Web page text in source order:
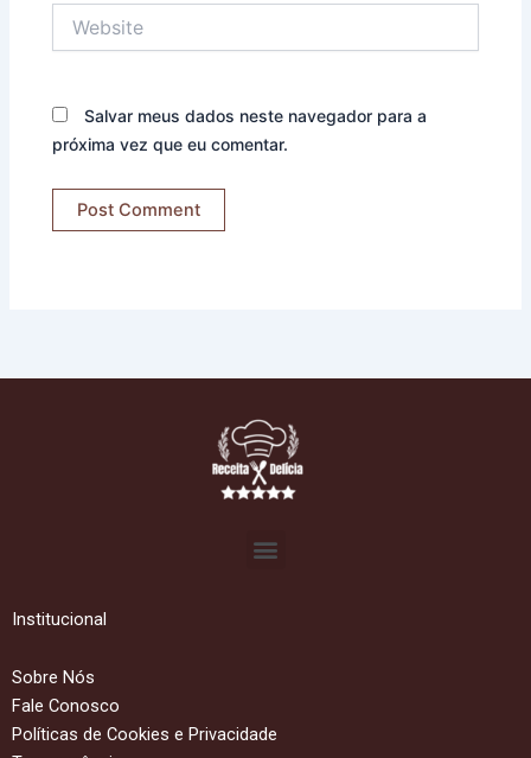
Salvar meus dados neste navegador para a
próxima vez que eu comentar.
Menu
Institucional
Sobre Nós
Fale Conosco
Políticas de Cookies e Privacidade